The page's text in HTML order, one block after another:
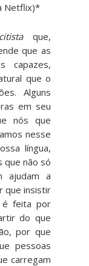
Netflix)*
que,
que as
capazes,
que o
Alguns
em seu
nós que
nesse
língua,
que não só
ajudam a
que insistir
é feita por
do que
por que
pessoas
carregam